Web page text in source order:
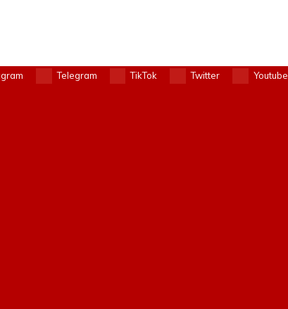
Telegram TikTok Twitter Youtube